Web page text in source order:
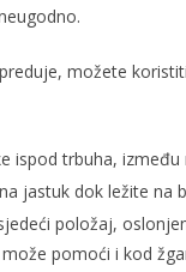
možete
ispod trbuha, između
jastuk dok ležite na
položaj,
pomoći i kod